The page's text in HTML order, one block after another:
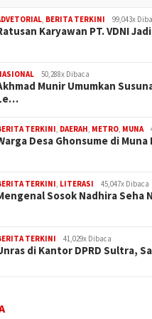
, BERITA TERKINI 99,043x
Karyawan PT. VDNI
50,288x Dibaca
Munir Umumkan
TERKINI, DAERAH, METRO, MUNA
Desa Ghonsume di
TERKINI, LITERASI 45,047x Dibaca
Sosok Nadhira Seha
TERKINI 41,029x Dibaca
di Kantor DPRD Sultra,